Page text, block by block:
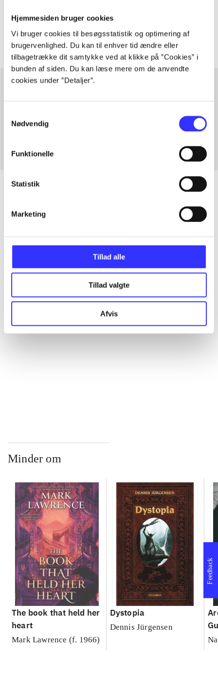
Hjemmesiden bruger cookies
Vi bruger cookies til besøgsstatistik og optimering af
brugervenlighed. Du kan til enhver tid ændre eller
tilbagetrække dit samtykke ved at klikke på ”Cookies” i
bunden af siden. Du kan læse mere om de anvendte
cookies under ”Detaljer”.
Nødvendig
Funktionelle
Statistik
Marketing
Tillad alle
Tillad valgte
Afvis
Artiklerne ihandler ofte om
Fra
Artikler
Minder om
The book that held her
heart
Mark Lawrence (f. 1966)
Dystopia
Dennis Jürgensen
Feedback